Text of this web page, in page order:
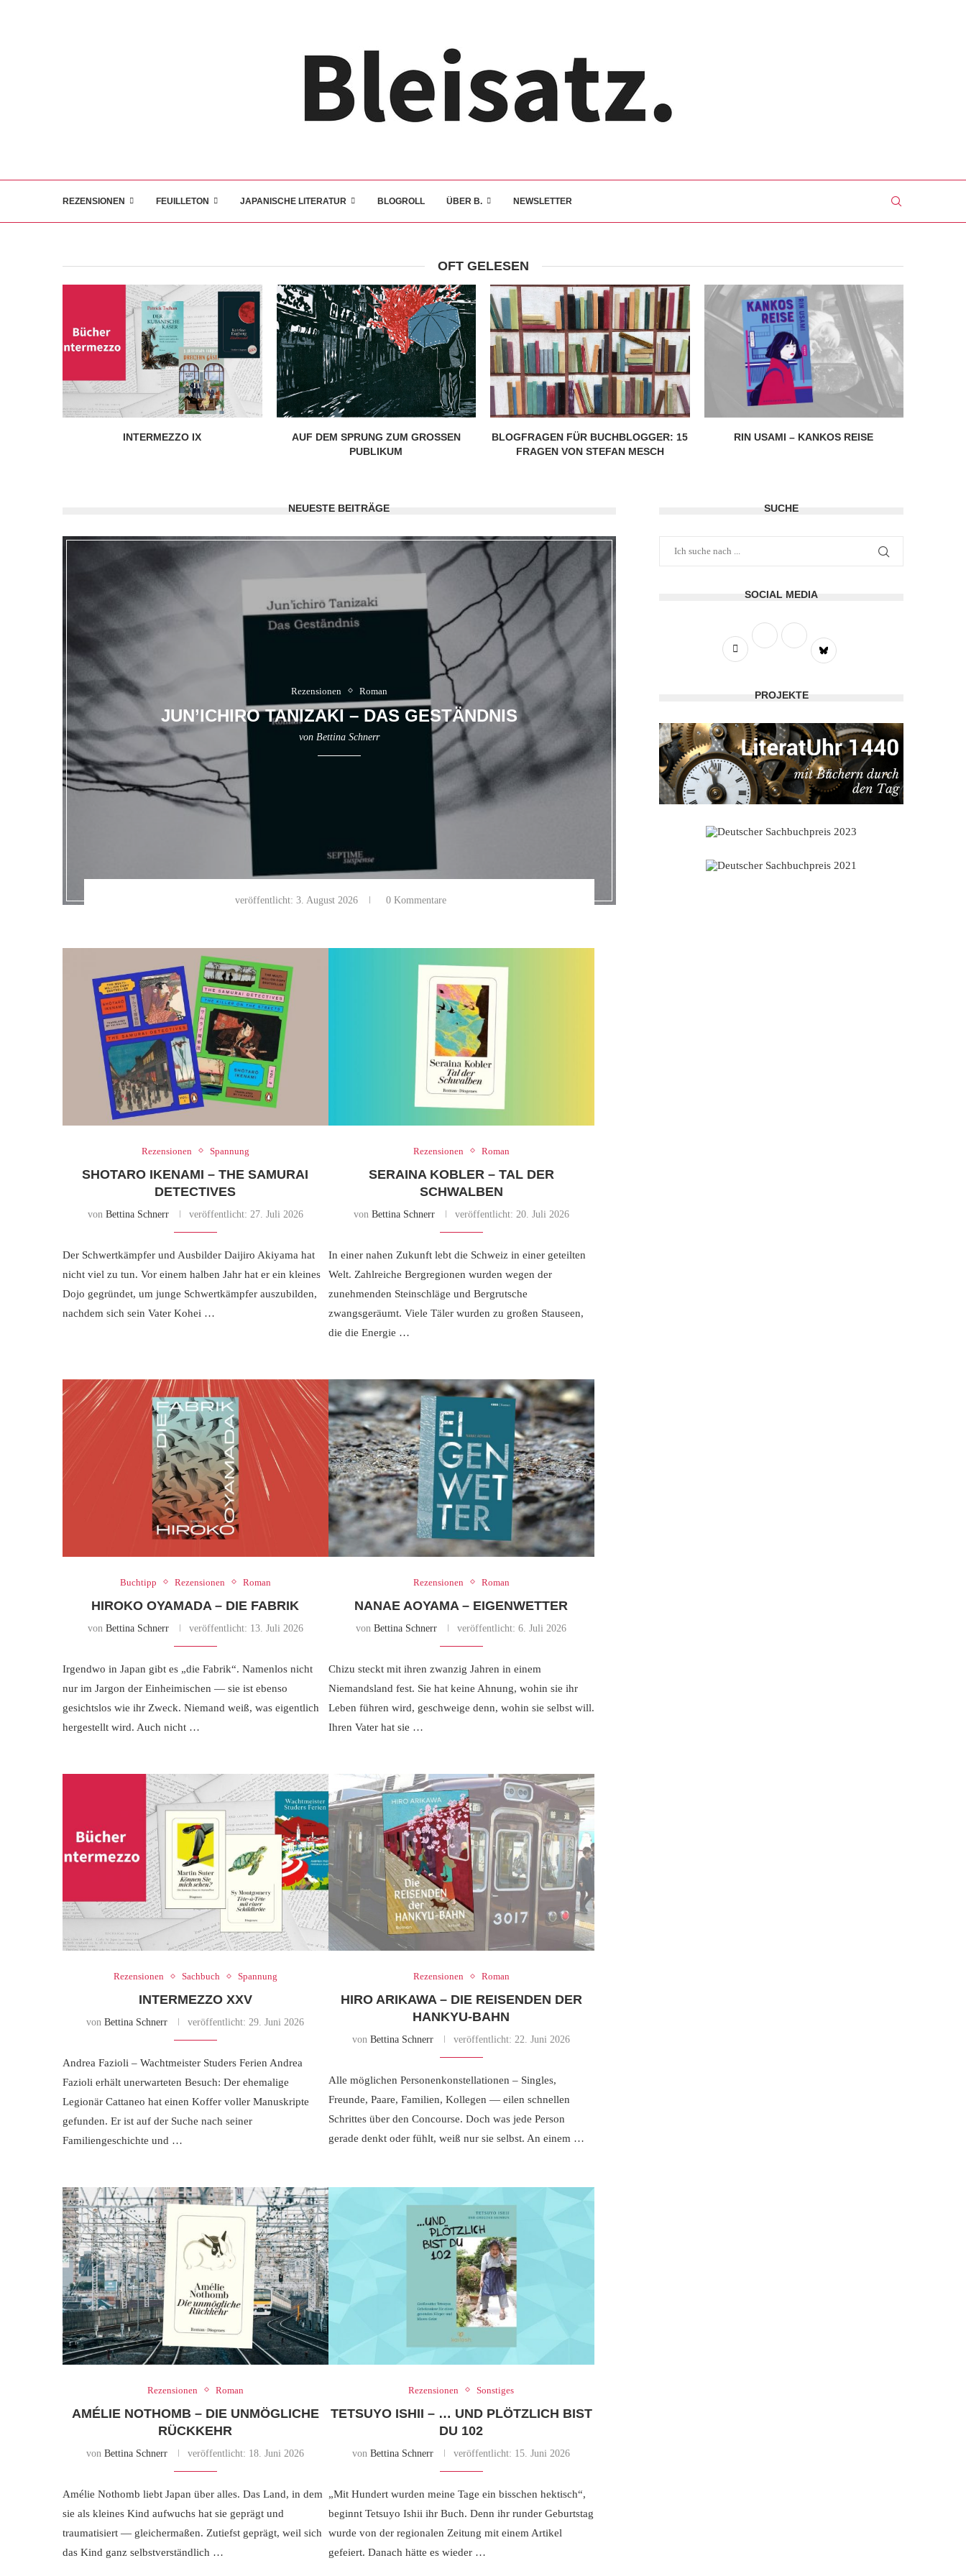
REZENSIONEN FEUILLETON JAPANISCHE LITERATUR BLOGROLL ÜBER B. NEWSLETTER
OFT GELESEN
INTERMEZZO IX
AUF DEM SPRUNG ZUM GROSSEN P
UBLIKUM
BLOGFRAGEN FÜR BUCHBLOGGER: 15
FRAGEN VON STEFAN MESCH
RIN USAMI – KANKOS REISE
NEUESTE BEITRÄGE
Rezensionen Roman
JUN’ICHIRO TANIZAKI – DAS GESTÄNDNIS
von Bettina Schnerr
veröffentlicht: 3. August 2026 0 Kommentare
Rezensionen Spannung
SHOTARO IKENAMI – THE SAMURAI
DETECTIVES
von Bettina Schnerr veröffentlicht: 27. Juli 2026
Der Schwertkämpfer und Ausbilder Daijiro Akiyama hat
nicht viel zu tun. Vor einem halben Jahr hat er ein kleines
Dojo gegründet, um junge Schwertkämpfer auszubilden,
nachdem sich sein Vater Kohei …
Rezensionen Roman
SERAINA KOBLER – TAL DER
SCHWALBEN
von Bettina Schnerr veröffentlicht: 20. Juli 2026
In einer nahen Zukunft lebt die Schweiz in einer geteilten
Welt. Zahlreiche Bergregionen wurden wegen der
zunehmenden Steinschläge und Bergrutsche
zwangsgeräumt. Viele Täler wurden zu großen Stauseen,
die die Energie …
Buchtipp Rezensionen Roman
HIROKO OYAMADA – DIE FABRIK
von Bettina Schnerr veröffentlicht: 13. Juli 2026
Irgendwo in Japan gibt es „die Fabrik“. Namenlos nicht
nur im Jargon der Einheimischen — sie ist ebenso
gesichtslos wie ihr Zweck. Niemand weiß, was eigentlich
hergestellt wird. Auch nicht …
Rezensionen Roman
NANAE AOYAMA – EIGENWETTER
vonBettina Schnerr veröffentlicht: 6. Juli 2026
Chizu steckt mit ihren zwanzig Jahren in einem
Niemandsland fest. Sie hat keine Ahnung, wohin sie ihr
Leben führen wird, geschweige denn, wohin sie selbst will.
Ihren Vater hat sie …
Rezensionen Sachbuch Spannung
INTERMEZZO XXV
vonBettina Schnerr veröffentlicht: 29. Juni 2026
Andrea Fazioli – Wachtmeister Studers Ferien Andrea
Fazioli erhält unerwarteten Besuch: Der ehemalige
Legionär Cattaneo hat einen Koffer voller Manuskripte
gefunden. Er ist auf der Suche nach seiner
Familiengeschichte und …
Rezensionen Roman
HIRO ARIKAWA – DIE REISENDEN DER
HANKYU-BAHN
vonBettina Schnerr veröffentlicht: 22. Juni 2026
Alle möglichen Personenkonstellationen – Singles,
Freunde, Paare, Familien, Kollegen — eilen schnellen
Schrittes über den Concourse. Doch was jede Person
gerade denkt oder fühlt, weiß nur sie selbst. An einem …
Rezensionen Roman
AMÉLIE NOTHOMB – DIE UNMÖGLICHE
RÜCKKEHR
vonBettina Schnerr veröffentlicht: 18. Juni 2026
Amélie Nothomb liebt Japan über alles. Das Land, in dem
sie als kleines Kind aufwuchs hat sie geprägt und
traumatisiert — gleichermaßen. Zutiefst geprägt, weil sich
das Kind ganz selbstverständlich …
Rezensionen Sonstiges
TETSUYO ISHII – … UND PLÖTZLICH BIST
DU 102
vonBettina Schnerr veröffentlicht: 15. Juni 2026
„Mit Hundert wurden meine Tage ein bisschen hektisch“,
beginnt Tetsuyo Ishii ihr Buch. Denn ihr runder Geburtstag
wurde von der regionalen Zeitung mit einem Artikel
gefeiert. Danach hätte es wieder …
SUCHE
SOCIAL MEDIA
PROJEKTE